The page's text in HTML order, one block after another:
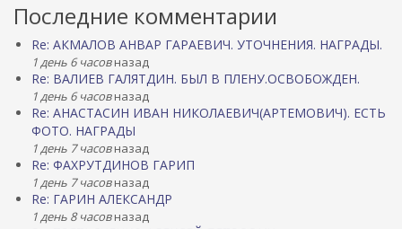
Последние комментарии
Re: АКМАЛОВ АНВАР ГАРАЕВИЧ. УТОЧНЕНИЯ. НАГРАДЫ.
1 день 6 часовназад
Re: ВАЛИЕВ ГАЛЯТДИН. БЫЛ В ПЛЕНУ.ОСВОБОЖДЕН.
1 день 6 часовназад
Re: АНАСТАСИН ИВАН НИКОЛАЕВИЧ(АРТЕМОВИЧ). ЕСТЬ
ФОТО. НАГРАДЫ
1 день 7 часовназад
Re: ФАХРУТДИНОВ ГАРИП
1 день 7 часовназад
Re: ГАРИН АЛЕКСАНДР
1 день 8 часовназад